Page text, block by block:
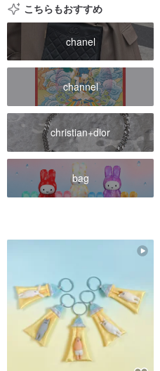
こちらもおすすめ
chanel
channel
christian+dior
bag